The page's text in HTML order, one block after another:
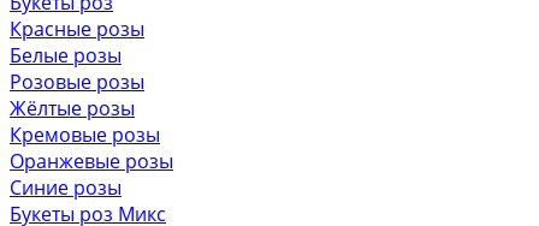
Красные розы
Белые розы
Розовые розы
Жёлтые розы
Кремовые розы
Оранжевые розы
Синие розы
Букеты роз Микс